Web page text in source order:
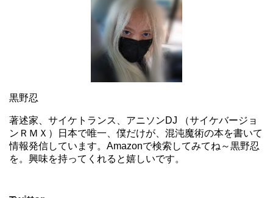
黒野忍
著述家、サイケトランス、アニソンDJ （サイケバージョ
ンＲＭＸ）日本で唯一、僕だけが、混沌魔術の本を書いて
情報発信しています。Amazonで検索してみてね～黒野忍
を。興味を持ってくれると嬉しいです。